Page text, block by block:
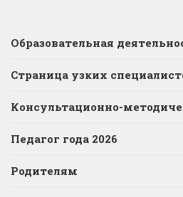
Образовательная
Страница узких
Консультационно-
Педагог года 2026
Родителям